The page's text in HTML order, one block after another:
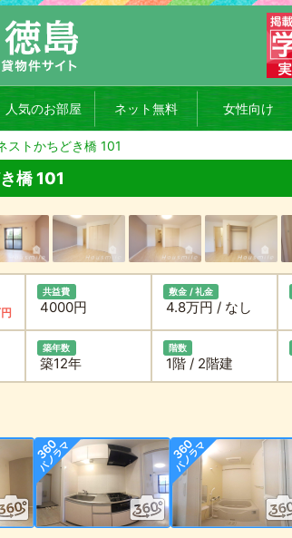
人気のお部屋 ネット無料 女性向け
ストかちどき橋 101
橋 101
共益費
4000円
敷金 / 礼金
4.8万円 / なし
築年数
築12年
階数
1階 / 2階建